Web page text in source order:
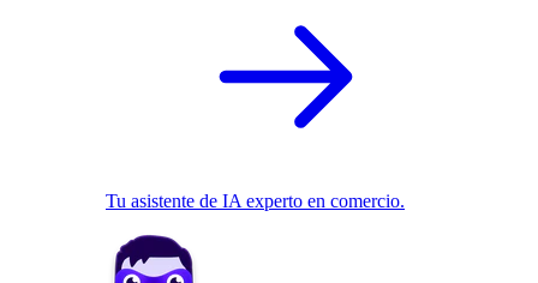
Tu asistente de IA experto en comercio.